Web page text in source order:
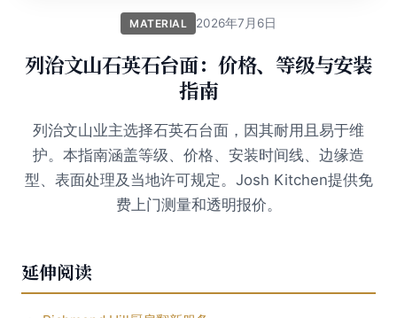
MATERIAL 2026年7月6日
列治文山石英石台面：价格、等级与安装
指南
列治文山业主选择石英石台面，因其耐用且易于维
护。本指南涵盖等级、价格、安装时间线、边缘造
型、表面处理及当地许可规定。Josh Kitchen提供免
费上门测量和透明报价。
延伸阅读